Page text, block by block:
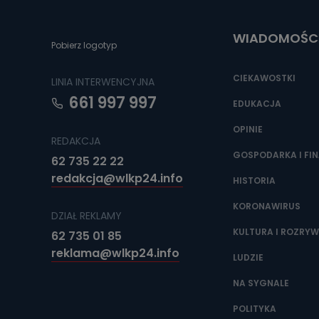
Jakie
Państwa (lub
źródeł
oraz partnerzy
Jak
Można to
Pobierz logotyp
LINIA INTERWENCYJNA
661 997 997
REDAKCJA
62 735 22 22
redakcja@wlkp24.info
DZIAŁ REKLAMY
62 735 01 85
reklama@wlkp24.info
CIEKAWOSTKI
EDUKACJA
OPINIE
GOSPODARKA I
HISTORIA
KORONAWIRUS
KULTURA I
LUDZIE
NA SYGNALE
POLITYKA